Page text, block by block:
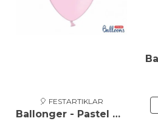
🎈 FESTARTIKLAR
Ballonger - Pastel Baby Pink